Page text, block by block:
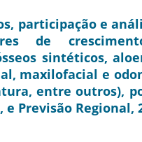
participação e
de
sintéticos,
maxilofacial e
entre outros),
Previsão Regional,